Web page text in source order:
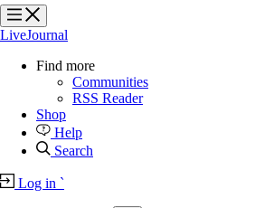
?
?
LiveJournal
Find more
Communities
RSS Reader
Shop
Help
Search
Log in `